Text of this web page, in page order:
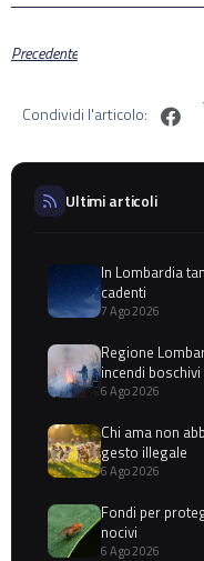
Precedente
Condividi l'articolo:
Ultimi articoli
In Lombardia
cadenti
7 Ago 2026
Regione
incendi boschivi
6 Ago 2026
Chi ama non
gesto illegale
6 Ago 2026
Fondi per
nocivi
6 Ago 2026